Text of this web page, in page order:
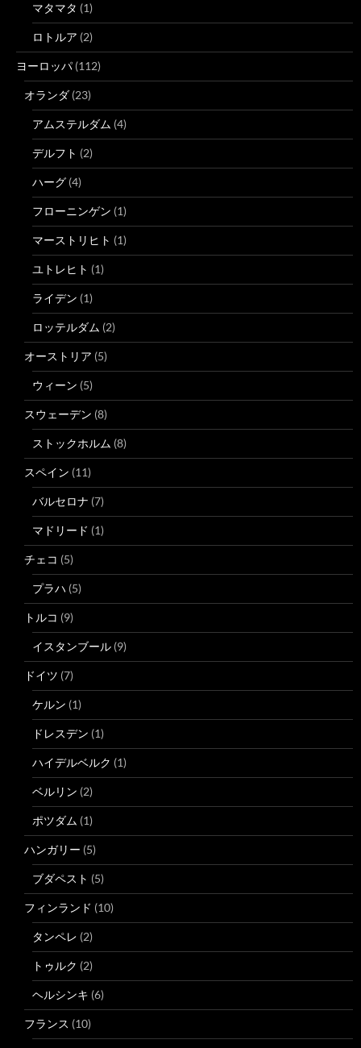
マタマタ (1)
ロトルア (2)
ヨーロッパ (112)
オランダ (23)
アムステルダム (4)
デルフト (2)
ハーグ (4)
フローニンゲン (1)
マーストリヒト (1)
ユトレヒト (1)
ライデン (1)
ロッテルダム (2)
オーストリア (5)
ウィーン (5)
スウェーデン (8)
ストックホルム (8)
スペイン (11)
バルセロナ (7)
マドリード (1)
チェコ (5)
プラハ (5)
トルコ (9)
イスタンブール (9)
ドイツ (7)
ケルン (1)
ドレスデン (1)
ハイデルベルク (1)
ベルリン (2)
ポツダム (1)
ハンガリー (5)
ブダペスト (5)
フィンランド (10)
タンペレ (2)
トゥルク (2)
ヘルシンキ (6)
フランス (10)